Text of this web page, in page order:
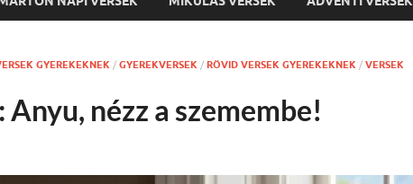
GYEREKEKNEK / GYEREKVERSEK / RÖVID VERSEK GYEREKEKNEK / VERSEK
nézz a szemembe!